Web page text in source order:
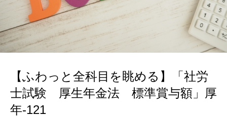
【ふわっと全科目を眺める】「社労
士試験 厚生年金法 標準賞与額」厚
年-121